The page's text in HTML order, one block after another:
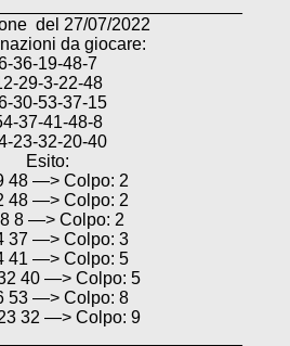
del 27/07/2022
da giocare:
36-19-48-7
29-3-22-48
30-53-37-15
37-41-48-8
23-32-20-40
Esito:
48 —> Colpo: 2
48 —> Colpo: 2
8 —> Colpo: 2
37 —> Colpo: 3
41 —> Colpo: 5
40 —> Colpo: 5
53 —> Colpo: 8
32 —> Colpo: 9